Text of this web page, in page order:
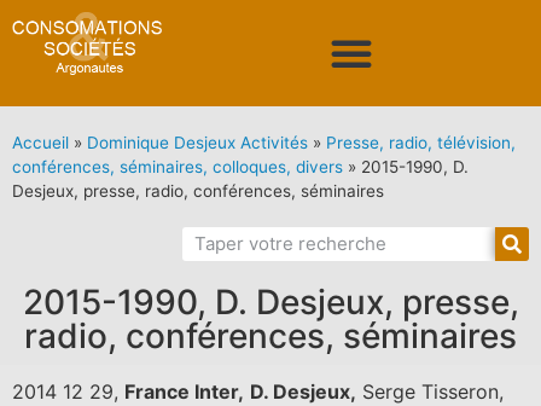
Accueil » Dominique Desjeux Activités » Presse, radio, télévision,
conférences, séminaires, colloques, divers » 2015-1990, D.
Desjeux, presse, radio, conférences, séminaires
2015-1990, D. Desjeux, presse,
radio, conférences, séminaires
2014 12 29, France Inter, D. Desjeux, Serge Tisseron,